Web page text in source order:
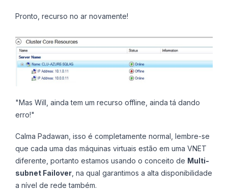
Pronto, recurso no ar novamente!
"Mas Will, ainda tem um recurso offline, ainda tá dando
erro!"
Calma Padawan, isso é completamente normal, lembre-se
que cada uma das máquinas virtuais estão em uma VNET
diferente, portanto estamos usando o conceito de Multi-
subnet Failover , na qual garantimos a alta disponibilidade
a nível de rede também.